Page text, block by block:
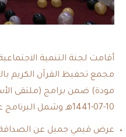
أقامت لجنة التنمية
مجمع تحفيظ القرآن الكريم
مودة) ضمن برامج (ملتقى
10-07-1441هـ وشمل البرنامج على:
عرض قيمي جميل عن